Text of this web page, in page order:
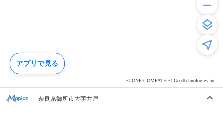
© ONE COMPATH © GeoTechnologies Inc.
奈良県御所市大字井戸
アプリで見る